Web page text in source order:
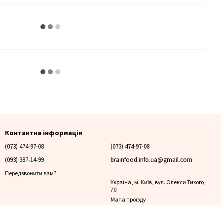
Контактна інформація
(073) 474-97-08
(093) 387-14-99
Передзвонити вам?
(073) 474-97-08
brainfood.info.ua@gmail.com
Україна, м. Київ, вул. Олекси Тихого,
70
Мапа проїзду